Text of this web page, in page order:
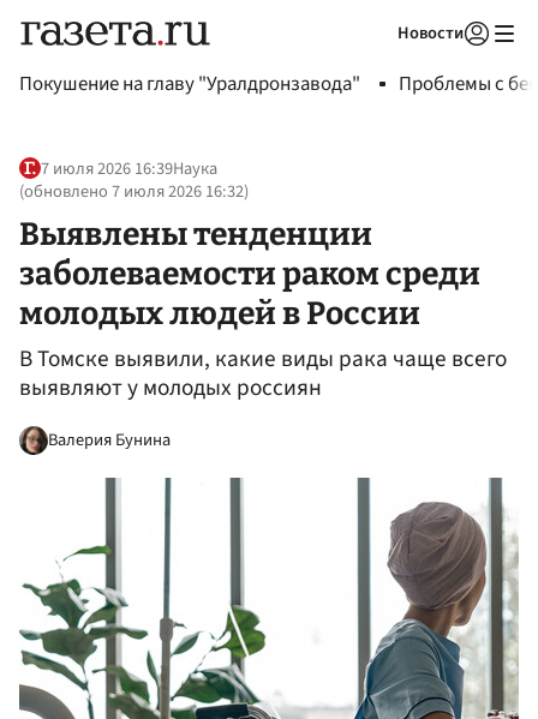
Новости
Покушение на главу "Уралдронзавода" Проблемы с
7 июля 2026 16:39Наука
(обновлено7 июля 2026 16:32)
Выявлены тенденции
заболеваемости раком среди
молодых людей в России
В Томске выявили, какие виды рака чаще всего
выявляют у молодых россиян
Валерия Бунина